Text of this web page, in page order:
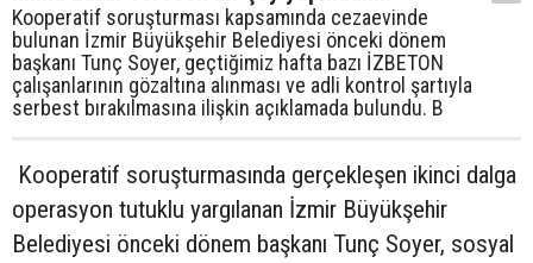
Kooperatif soruşturması kapsamında cezaevinde
bulunan İzmir Büyükşehir Belediyesi önceki dönem
başkanı Tunç Soyer, geçtiğimiz hafta bazı İZBETON
çalışanlarının gözaltına alınması ve adli kontrol şartıyla
serbest bırakılmasına ilişkin açıklamada bulundu. B
Kooperatif soruşturmasında gerçekleşen ikinci dalga
operasyon tutuklu yargılanan İzmir Büyükşehir
Belediyesi önceki dönem başkanı Tunç Soyer, sosyal